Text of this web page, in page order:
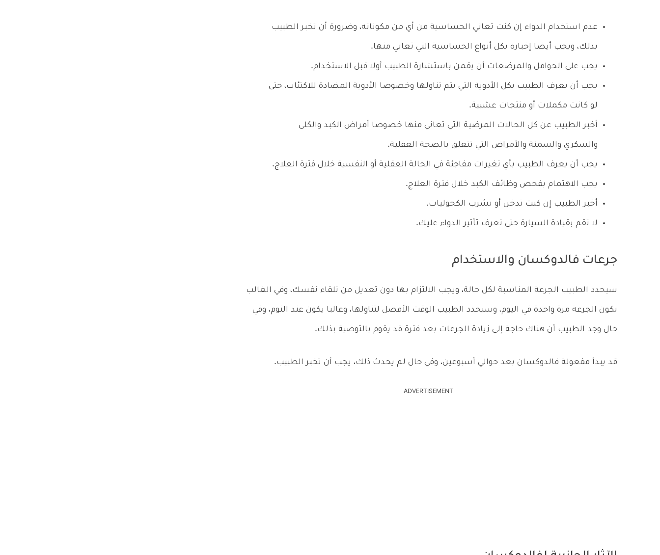
عدم استخدام الدواء إن كنت تعاني الحساسية من أي من مكوناته، وضرورة أن تخبر الطبيب
بذلك، ويجب أيضا إخباره بكل أنواع الحساسية التي تعاني منها.
يجب على الحوامل والمرضعات أن يقمن باستشارة الطبيب أولا قبل الاستخدام.
يجب أن يعرف الطبيب بكل الأدوية التي يتم تناولها وخصوصا الأدوية المضادة للاكتئاب، حتى
لو كانت مكملات أو منتجات عشبية.
أخبر الطبيب عن كل الحالات المرضية التي تعاني منها خصوصا أمراض الكبد والكلى
والسكري والسمنة والأمراض التي تتعلق بالصحة العقلية.
يجب أن يعرف الطبيب بأي تغيرات مفاجئة في الحالة العقلية أو النفسية خلال فترة العلاج.
يجب الاهتمام بفحص وظائف الكبد خلال فترة العلاج.
أخبر الطبيب إن كنت تدخن أو تشرب الكحوليات.
لا تقم بقيادة السيارة حتى تعرف تأثير الدواء عليك.
جرعات فالدوكسان والاستخدام
سيحدد الطبيب الجرعة المناسبة لكل حالة، ويجب الالتزام بها دون تعديل من تلقاء نفسك، وفي الغالب
تكون الجرعة مرة واحدة في اليوم، وسيحدد الطبيب الوقت الأفضل لتناولها، وغالبا يكون عند النوم، وفي
حال وجد الطبيب أن هناك حاجة إلى زيادة الجرعات بعد فترة قد يقوم بالتوصية بذلك.
قد يبدأ مفعولة فالدوكسان بعد حوالي أسبوعين، وفي حال لم يحدث ذلك، يجب أن تخبر الطبيب.
ADVERTISEMENT